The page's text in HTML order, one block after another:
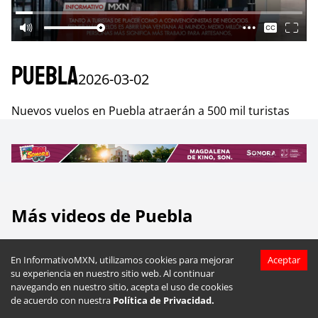
En InformativoMXN, utilizamos cookies para mejorar
su experiencia en nuestro sitio web. Al continuar
navegando en nuestro sitio, acepta el uso de cookies
de acuerdo con nuestra Política de Privacidad.
Aceptar
Puebla2026-03-02
Nuevos vuelos en Puebla atraerán a 500 mil turistas
Más videos de Puebla